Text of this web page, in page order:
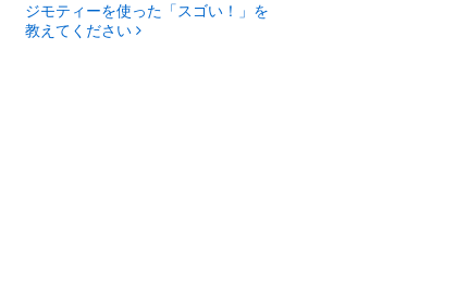
ジモティーを使った「スゴい！」を
教えてください